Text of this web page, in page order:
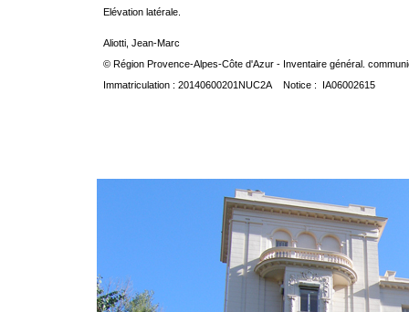
Elévation latérale.
Aliotti, Jean-Marc
© Région Provence-Alpes-Côte d'Azur - Inventaire général.
Immatriculation : 20140600201NUC2A Notice : IA06002615